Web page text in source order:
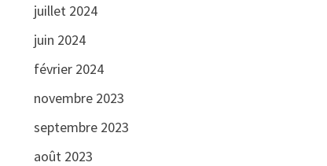
juillet 2024
juin 2024
février 2024
novembre 2023
septembre 2023
août 2023